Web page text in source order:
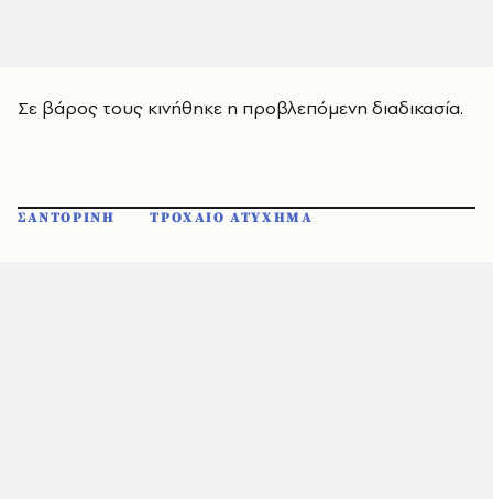
Σε βάρος τους κινήθηκε η προβλεπόμενη διαδικασία.
ΣΑΝΤΟΡΙΝΗ ΤΡΟΧΑΙΟ ΑΤΥΧΗΜΑ